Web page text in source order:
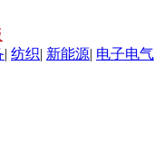
| 纺织| 新能源| 电子电气